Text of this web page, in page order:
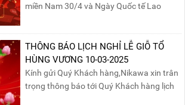
miền Nam 30/4 và Ngày Quốc tế Lao
báo lịch nghỉ lễ như sau:Thời gian nghỉ: Từ
Thứ Ba, ngày 29/04/2025 đến hết Chủ
Nhật, ngày 04/05/2025.T...
THÔNG BÁO LỊCH NGHỈ LỄ GIỖ TỔ
HÙNG VƯƠNG 10-03-2025
Kính gửi Quý Khách hàng,Nikawa xin trân
trọng thông báo tới Quý Khách hàng lịch